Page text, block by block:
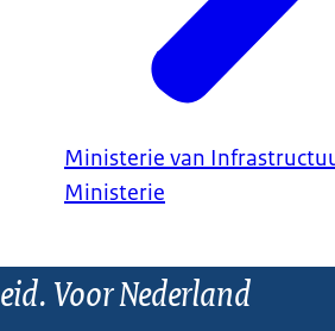
Ministerie van
Ministerie
Voor Nederland